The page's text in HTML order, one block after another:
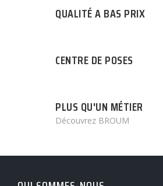
QUALITÉ A BAS PRIX
CENTRE DE POSES
PLUS QU'UN MÉTIER
Découvrez BROUM